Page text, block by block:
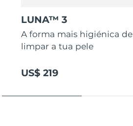
LUNA™ 3
A forma mais higiénica de
limpar a tua pele
US$ 219